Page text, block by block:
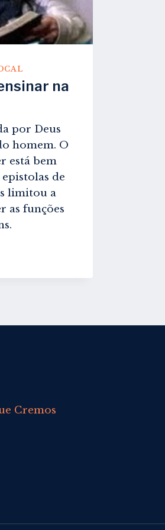
na
por Deus
homem. O
está bem
de
limitou a
as funções
Cremos